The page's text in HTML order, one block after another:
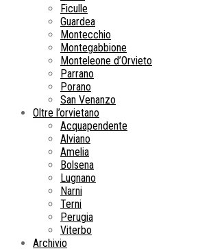
Ficulle
Guardea
Montecchio
Montegabbione
Monteleone d’Orvieto
Parrano
Porano
San Venanzo
Oltre l’orvietano
Acquapendente
Alviano
Amelia
Bolsena
Lugnano
Narni
Terni
Perugia
Viterbo
Archivio